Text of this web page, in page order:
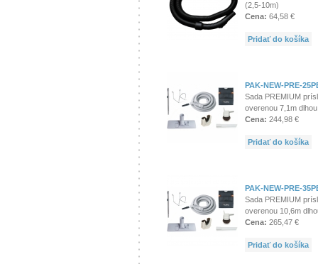
(2,5-10m)
Cena: 64,58 €
Pridať do košíka
PAK-NEW-PRE-
Sada PREMIUM
overenou 7,1m
Cena: 244,98 €
Pridať do košíka
PAK-NEW-PRE-
Sada PREMIUM
overenou 10,6m
Cena: 265,47 €
Pridať do košíka